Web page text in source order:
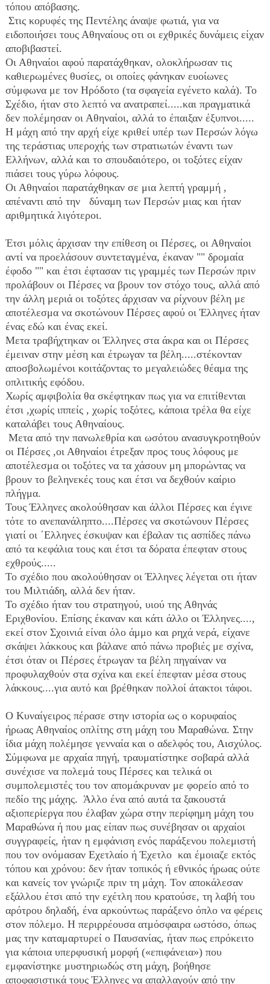
τόπου απόβασης.
ειδοποιήσει τους Αθηναίους οτι οι εχθρικές δυνάμεις είχαν
αποβιβαστεί.
Οι Αθηναίοι αφού παρατάχθηκαν, ολοκλήρωσαν τις
καθιερωμένες θυσίες, οι οποίες φάνηκαν ευοίωνες
σύμφωνα με τον Ηρόδοτο (τα σφαγεία εγένετο καλά). Το
Σχέδιο, ήταν στο λεπτό να ανατραπεί.....και πραγματικά
δεν πολέμησαν οι Αθηναίοι, αλλά το έπαιξαν έξυπνοι.....
Η μάχη από την αρχή είχε κριθεί υπέρ των Περσών λόγω
της τεράστιας υπεροχής των στρατιωτών έναντι των
Ελλήνων, αλλά και το σπουδαιότερο, οι τοξότες είχαν
πιάσει τους γύρω λόφους.
Οι Αθηναίοι παρατάχθηκαν σε μια λεπτή γραμμή ,
απέναντι από την   δύναμη των Περσών μιας και ήταν
αριθμητικά λιγότεροι.
Έτσι μόλις άρχισαν την επίθεση οι Πέρσες, οι Αθηναίοι
αντί να προελάσουν συντεταγμένα, έκαναν "" δρομαία
έφοδο "" και έτσι έφτασαν τις γραμμές των Περσών πριν
προλάβουν οι Πέρσες να βρουν τον στόχο τους, αλλά από
την άλλη μεριά οι τοξότες άρχισαν να ρίχνουν βέλη με
αποτέλεσμα να σκοτώνουν Πέρσες αφού οι Έλληνες ήταν
ένας εδώ και ένας εκεί.
Μετα τραβήχτηκαν οι Έλληνες στα άκρα και οι Πέρσες
έμειναν στην μέση και έτρωγαν τα βέλη.....στέκονταν
αποσβολωμένοι κοιτάζοντας το μεγαλειώδες θέαμα της
οπλιτικής εφόδου.
Χωρίς αμφιβολία θα σκέφτηκαν πως για να επιτίθενται
έτσι ,χωρίς ιππείς , χωρίς τοξότες, κάποια τρέλα θα είχε
καταλάβει τους Αθηναίους.
οι Πέρσες ,οι Αθηναίοι έτρεξαν προς τους λόφους με
αποτέλεσμα οι τοξότες να τα χάσουν μη μπορώντας να
βρουν το βεληνεκές τους και έτσι να δεχθούν καίριο
πλήγμα.
Τους Έλληνες ακολούθησαν και άλλοι Πέρσες και έγινε
τότε το ανεπανάληπτο....Πέρσες να σκοτώνουν Πέρσες
γιατί οι ΄Ελληνες έσκυψαν και έβαλαν τις ασπίδες πάνω
από τα κεφάλια τους και έτσι τα δόρατα έπεφταν στους
εχθρούς.....
Το σχέδιο που ακολούθησαν οι Έλληνες λέγεται οτι ήταν
του Μιλτιάδη, αλλά δεν ήταν.
Το σχέδιο ήταν του στρατηγού, υιού της Αθηνάς
Εριχθονίου. Επίσης έκαναν και κάτι άλλο οι Έλληνες....,
εκεί στον Σχοινιά είναι όλο άμμο και ρηχά νερά, είχανε
σκάψει λάκκους και βάλανε από πάνω προβιές με σχίνα,
έτσι όταν οι Πέρσες έτρωγαν τα βέλη πηγαίναν να
προφυλαχθούν στα σχίνα και εκεί έπεφταν μέσα στους
λάκκους....για αυτό και βρέθηκαν πολλοί άτακτοι τάφοι.
Ο Κυναίγειρος πέρασε στην ιστορία ως ο κορυφαίος
ήρωας Αθηναίος οπλίτης στη μάχη του Μαραθώνα. Στην
ίδια μάχη πολέμησε γενναία και ο αδελφός του, Αισχύλος.
Σύμφωνα με αρχαία πηγή, τραυματίστηκε σοβαρά αλλά
συνέχισε να πολεμά τους Πέρσες και τελικά οι
συμπολεμιστές του τον απομάκρυναν με φορείο από το
πεδίο της μάχης.  Άλλο ένα από αυτά τα ξακουστά
αξιοπερίεργα που έλαβαν χώρα στην περίφημη μάχη του
Μαραθώνα ή που μας είπαν πως συνέβησαν οι αρχαίοι
συγγραφείς, ήταν η εμφάνιση ενός παράξενου πολεμιστή
που τον ονόμασαν Εχετλαίο ή Έχετλο  και έμοιαζε εκτός
τόπου και χρόνου: δεν ήταν τοπικός ή εθνικός ήρωας ούτε
και κανείς τον γνώριζε πριν τη μάχη. Τον αποκάλεσαν
εξάλλου έτσι από την εχέτλη που κρατούσε, τη λαβή του
αρότρου δηλαδή, ένα αρκούντως παράξενο όπλο να φέρεις
στον πόλεμο. Η περιρρέουσα ατμόσφαιρα ωστόσο, όπως
μας την καταμαρτυρεί ο Παυσανίας, ήταν πως επρόκειτο
για κάποια υπερφυσική μορφή («επιφάνεια») που
εμφανίστηκε μυστηριωδώς στη μάχη, βοήθησε
αποφασιστικά τους Έλληνες να απαλλαγούν από την